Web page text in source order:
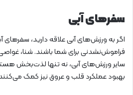
سفرهای آبی
اگر به ورزش‌های آبی علاقه دارید، سفرهای
فراموش‌نشدنی برای شما باشند. شنا،
سایر ورزش‌های آبی، نه تنها لذت‌بخش
بهبود عملکرد قلب و عروق نیز کمک